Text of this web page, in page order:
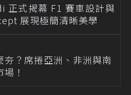
正式揭幕 F1 賽車設計與
展現極簡清晰美學
夯？席捲亞洲、非洲與南
！